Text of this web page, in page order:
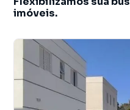
imóveis.